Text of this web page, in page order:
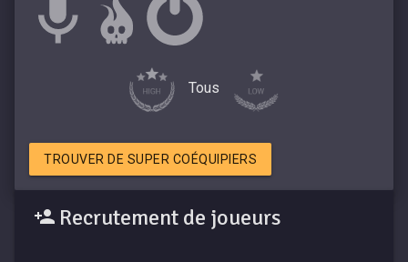
Tous
TROUVER DE SUPER COÉQUIPIERS
Recrutement de joueurs